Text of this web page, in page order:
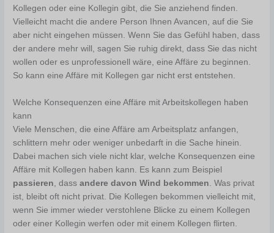
Kollegen oder eine Kollegin gibt, die Sie anziehend finden.
Vielleicht macht die andere Person Ihnen Avancen, auf die Sie
aber nicht eingehen müssen. Wenn Sie das Gefühl haben, dass
der andere mehr will, sagen Sie ruhig direkt, dass Sie das nicht
wollen oder es unprofessionell wäre, eine Affäre zu beginnen.
So kann eine Affäre mit Kollegen gar nicht erst entstehen.
Welche Konsequenzen eine Affäre mit Arbeitskollegen haben
kann
Viele Menschen, die eine Affäre am Arbeitsplatz anfangen,
schlittern mehr oder weniger unbedarft in die Sache hinein.
Dabei machen sich viele nicht klar, welche Konsequenzen eine
Affäre mit Kollegen haben kann. Es kann zum Beispiel
passieren , dassandere davon Wind bekommen . Was privat
ist, bleibt oft nicht privat. Die Kollegen bekommen vielleicht mit,
wenn Sie immer wieder verstohlene Blicke zu einem Kollegen
oder einer Kollegin werfen oder mit einem Kollegen flirten.